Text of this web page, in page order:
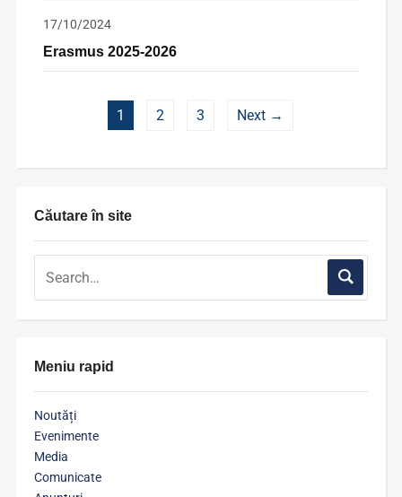
Căutare în site
Meniu rapid
Noutăți
Evenimente
Media
Comunicate
17/10/2024
Erasmus 2025-2026
1 2 3 Next →